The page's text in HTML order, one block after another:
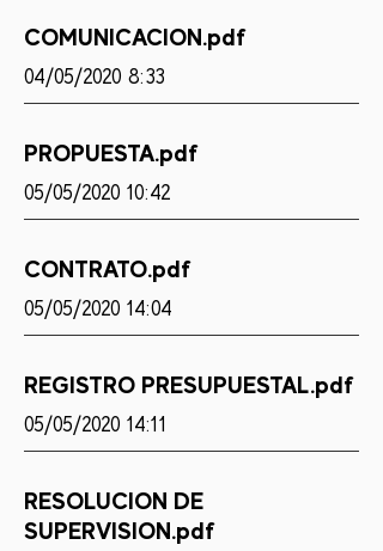
COMUNICACION.pdf
04/05/2020 8:33
PROPUESTA.pdf
05/05/2020 10:42
CONTRATO.pdf
05/05/2020 14:04
REGISTRO PRESUPUESTAL.pdf
05/05/2020 14:11
RESOLUCION DE
SUPERVISION.pdf